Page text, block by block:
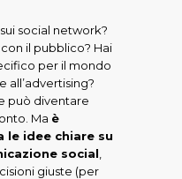
social network?
il pubblico? Hai
per il mondo
all’advertising?
può diventare
Ma è
le idee chiare su
social
giuste (per